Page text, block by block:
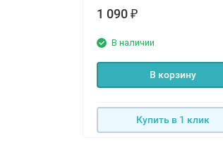
1 090 ₽
В наличии
В корзину
Купить в 1 клик